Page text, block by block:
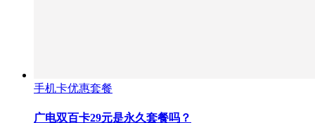
手机卡优惠套餐
广电双百卡29元是永久套餐吗？